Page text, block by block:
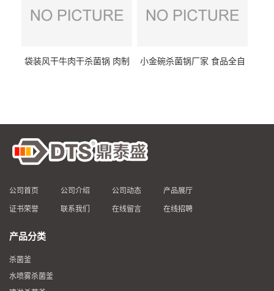
袋装风干牛肉干杀菌锅 肉制
小金碗杀菌锅厂家 食品全自
公司首页 公司介绍 公司动态 产品展厅
证书荣誉 联系我们 在线留言 在线招聘
产品分类
杀菌釜
水喷雾杀菌釜